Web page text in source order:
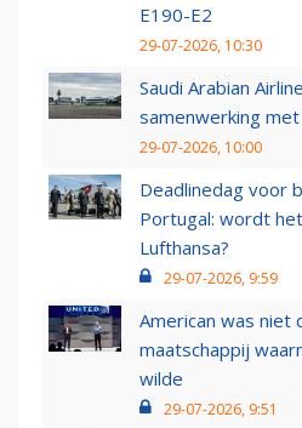
E190-E2
29-07-2026, 10:30
Saudi Arabian
samenwerking
29-07-2026, 10:00
Deadlinedag voor
Portugal: wordt
Lufthansa?
29-07-2026, 9:59
American was niet
maatschappij
wilde
29-07-2026, 9:51